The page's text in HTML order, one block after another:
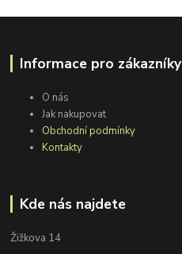
Informace pro zákazníky
O nás
Jak nakupovat
Obchodní podmínky
Kontakty
Kde nás najdete
Žižkova 14